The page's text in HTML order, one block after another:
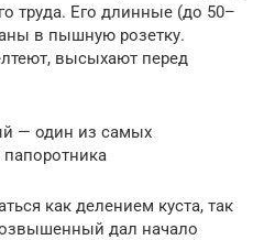
труда. Его длинные (до 50–
в пышную розетку.
высыхают перед
— один из самых
как делением куста, так
дал начало